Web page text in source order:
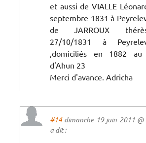
et aussi de VIALLE
septembre 1831 à
de JARROUX
27/10/1831 à
,domiciliés en 1882 au
d'Ahun 23
Merci d'avance. Adricha
#14dimanche 19 juin 2011 @
a dit :